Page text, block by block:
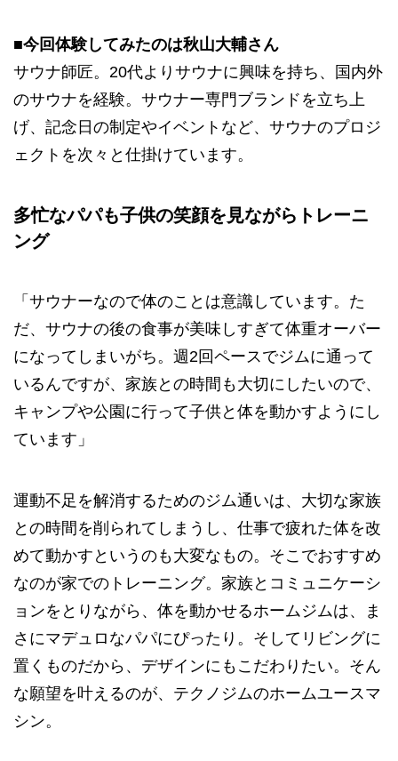
■今回体験してみたのは秋山大輔さん
サウナ師匠。20代よりサウナに興味を持ち、国内外
のサウナを経験。サウナー専門ブランドを立ち上
げ、記念日の制定やイベントなど、サウナのプロジ
ェクトを次々と仕掛けています。
多忙なパパも子供の笑顔を見ながらトレーニ
ング
「サウナーなので体のことは意識しています。た
だ、サウナの後の食事が美味しすぎて体重オーバー
になってしまいがち。週2回ペースでジムに通って
いるんですが、家族との時間も大切にしたいので、
キャンプや公園に行って子供と体を動かすようにし
ています」
運動不足を解消するためのジム通いは、大切な家族
との時間を削られてしまうし、仕事で疲れた体を改
めて動かすというのも大変なもの。そこでおすすめ
なのが家でのトレーニング。家族とコミュニケーシ
ョンをとりながら、体を動かせるホームジムは、ま
さにマデュロなパパにぴったり。そしてリビングに
置くものだから、デザインにもこだわりたい。そん
な願望を叶えるのが、テクノジムのホームユースマ
シン。